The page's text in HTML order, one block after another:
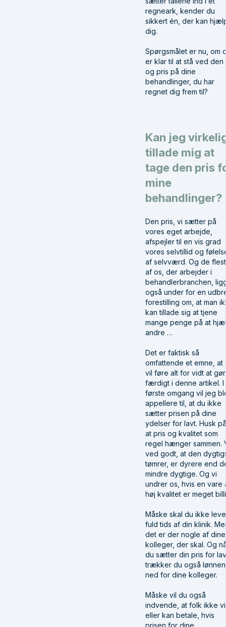
regneark, kender du
sikkert én, der kan
dig.
Spørgsmålet er nu, om
er klar til at stå ved den
og pris på dine
behandlinger, du har
regnet dig frem til?
Kan jeg
tillade mig at
tage den pris
mine
behandlinger?
Den pris, vi sætter på
vores eget arbejde,
afspejler til en vis grad
vores selvtillid og
af selvværd. Og de
af os, der arbejder i
behandlerbranchen,
også under for en
forestilling om, at man
kan tillade sig at tjene
mange penge på at
andre …
Det er faktisk så
omfattende et emne, at
vil føre alt for vidt at
færdigt i denne artikel. I
første omgang vil jeg
appellere til, at du ikke
sætter prisen på dine
ydelser for lavt. Husk
at pris og kvalitet som
regel hænger sammen.
ved godt, at den
tømrer, er dyrere end
mindre dygtige. Og vi
undrer os, hvis en vare
høj kvalitet er meget
Måske skal du ikke leve
fuld tids af din klinik.
det er der nogle af dine
kolleger, der skal. Og
du sætter din pris for
trækker du også lønnen
ned for dine kolleger.
Måske vil du også
indvende, at folk ikke
eller kan betale, hvis
prisen for dine